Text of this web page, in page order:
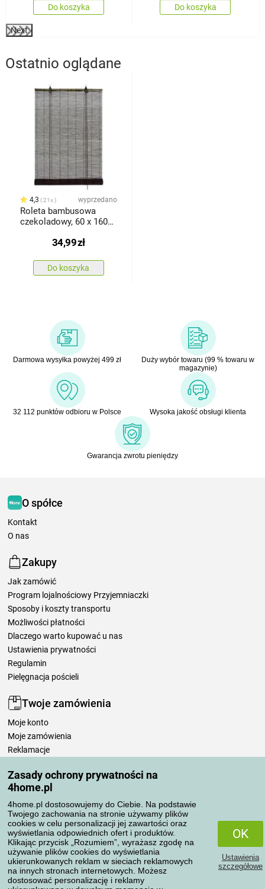
Zasady ochrony prywatności na
4home.pl
4home.pl dostosowujemy do Ciebie. Na podstawie
Twojego zachowania na stronie używamy plików
cookies w celu personalizacji jej zawartości oraz
wyświetlania odpowiednich ofert i produktów.
Klikając przycisk „Rozumiem”, wyrażasz zgodę na
używanie plików cookies do wyświetlania
ukierunkowanych reklam w sieciach reklamowych
na innych stronach internetowych. Możesz
dostosować personalizację i reklamy
OK
Ustawienia
szczegółowe
Do koszyka Do koszyka
Next
Ostatnio oglądane
4,3 21x wyprzedano
Roleta bambusowa
czekoladowy, 60 x 160
34,99zł
Do koszyka
Darmowa wysyłka powyżej 499 zł
Duży wybór towaru (99 % towaru w
magazynie)
32 112 punktów odbioru w Polsce Wysoka jakość obsługi klienta
Gwarancja zwrotu pieniędzy
O spółce
Kontakt
O nas
Zakupy
Jak zamówić
Program lojalnościowy Przyjemniaczki
Sposoby i koszty transportu
Możliwości płatności
Dlaczego warto kupować u nas
Ustawienia prywatności
Regulamin
Pielęgnacja pościeli
Twoje zamówienia
Moje konto
Moje zamówienia
Reklamacje
Zasady przetwarzania recenzji
Sposoby transportu
Metody płatności